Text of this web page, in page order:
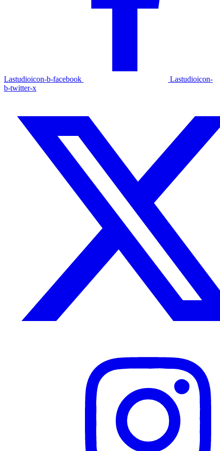
Lastudioicon-b-facebook
Lastudioicon-
b-twitter-x